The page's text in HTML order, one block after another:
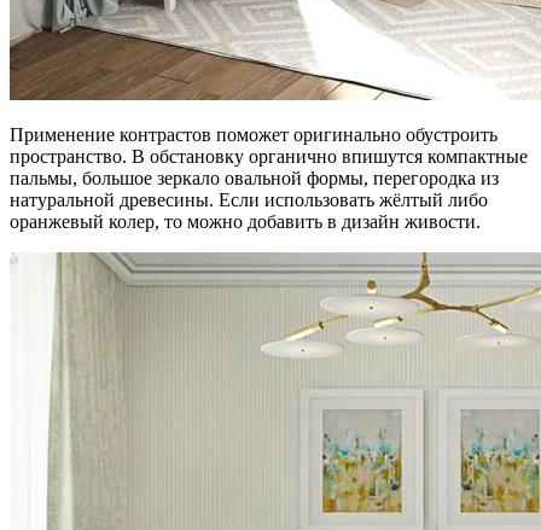
Применение контрастов поможет оригинально обустроить
пространство. В обстановку органично впишутся компактные
пальмы, большое зеркало овальной формы, перегородка из
натуральной древесины. Если использовать жёлтый либо
оранжевый колер, то можно добавить в дизайн живости.